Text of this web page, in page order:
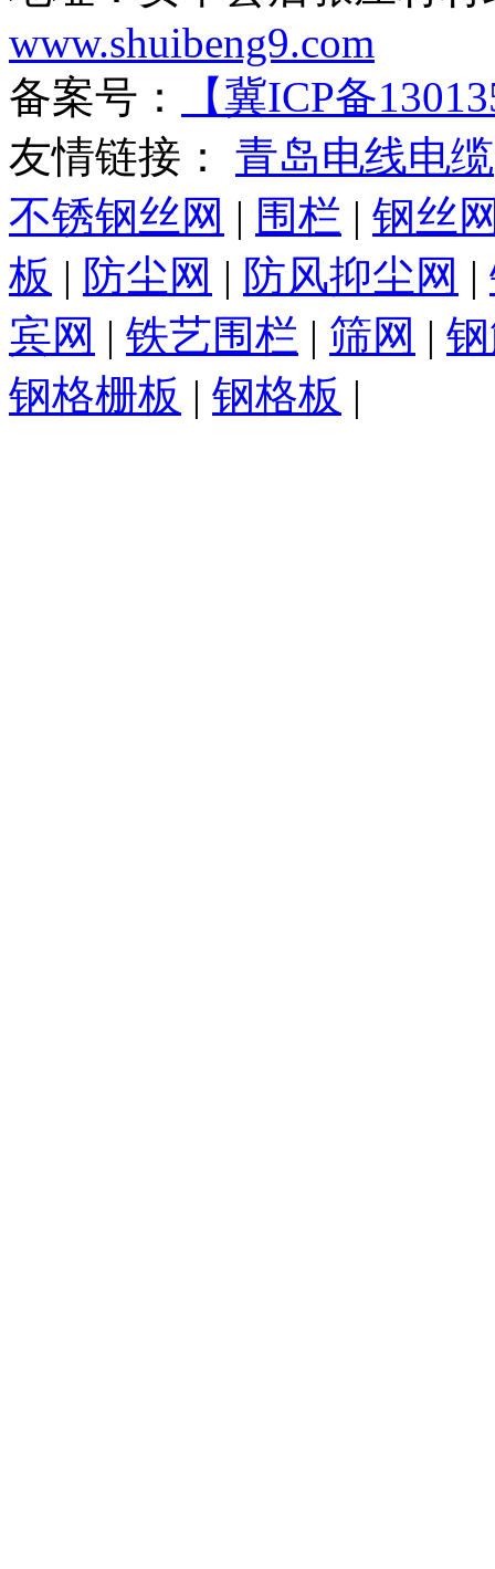
www.shuibeng9.com
备案号：
【冀ICP备
友情链接： 青岛电线电缆
不锈钢丝网 | 围栏 | 钢丝
板 | 防尘网 | 防风抑尘网 |
宾网 | 铁艺围栏 | 筛网 |
钢格栅板 | 钢格板 |